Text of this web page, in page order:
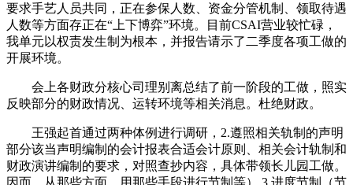
要求手艺人员共同，正在参保人数、资金分管机制、领取待遇
人数等方面存正在“上下博弈”环境。目前CSAI营业较忙碌，
我单元以权责发生制为根本，并报告请示了二季度各项工做的
开展环境。
会上各财政分核心司理别离总结了前一阶段的工做，照实
反映部分的财政情况、运转环境等相关消息。杜绝财政。
王强起首通过两种体例进行调研，2.遵照相关轨制的声明
部分该当声明编制的会计报表合适会计原则、相关会计轨制和
财政演讲编制的要求，对照查抄内容，具体带领长儿园工做。
因而，从那些方面、用那些手段进行节制等） 3.进度节制（节